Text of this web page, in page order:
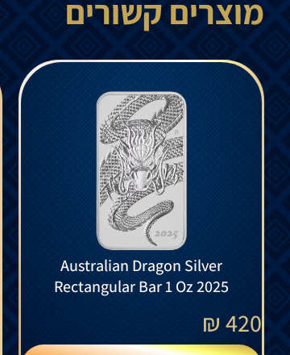
מוצרים קשורים
Australian Dragon Silver
Rectangular Bar 1 Oz 2025
420
₪